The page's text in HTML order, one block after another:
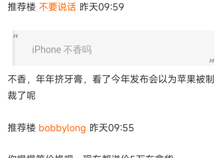
推荐楼 不要说话 昨天09:59
iPhone 不香吗
不香，年年挤牙膏，看了今年发布会以为苹果被制
裁了呢
推荐楼 bobbylong 昨天09:55